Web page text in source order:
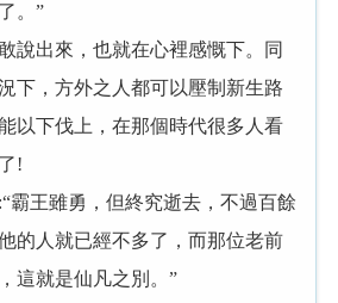
。”
說出來，也就在心裡感慨下。同
下，方外之人都可以壓制新生路
以下伐上，在那個時代很多人看
!
霸王雖勇，但終究逝去，不過百餘
的人就已經不多了，而那位老前
這就是仙凡之別。”